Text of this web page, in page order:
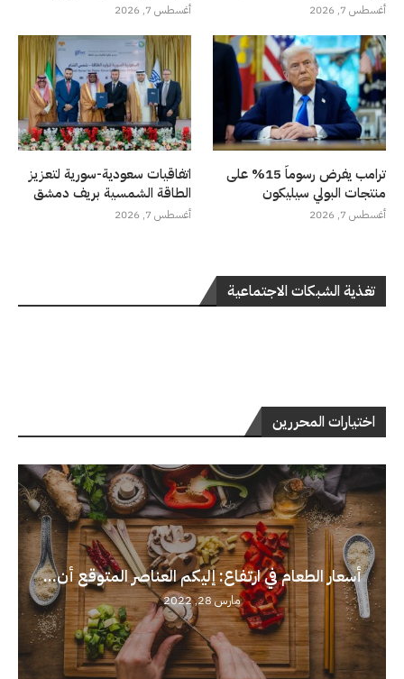
أغسطس 7, 2026 أغسطس 7, 2026
ترامب يفرض رسوماً 15% على
منتجات البولي سيليكون
أغسطس 7, 2026
اتفاقيات سعودية-سورية لتعزيز
الطاقة الشمسية بريف دمشق
أغسطس 7, 2026
تغذية الشبكات الاجتماعية
اختيارات المحررين
أسعار الطعام في ارتفاع: إليكم العناصر المتوقع أن...
مارس 28, 2022